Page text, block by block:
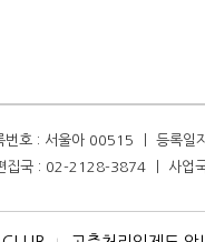
번호 : 서울아 00515 ㅣ 등록
편집국 : 02-2128-3874 ㅣ 사